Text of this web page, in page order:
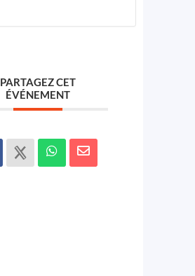
PARTAGEZ CET
ÉVÉNEMENT